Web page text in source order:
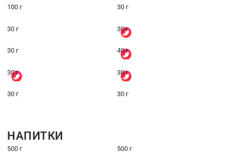
100 г 30 г
30 г 30 г
30 г 40 г
30 г 30 г
30 г 30 г
НАПИТКИ
500 г 500 г